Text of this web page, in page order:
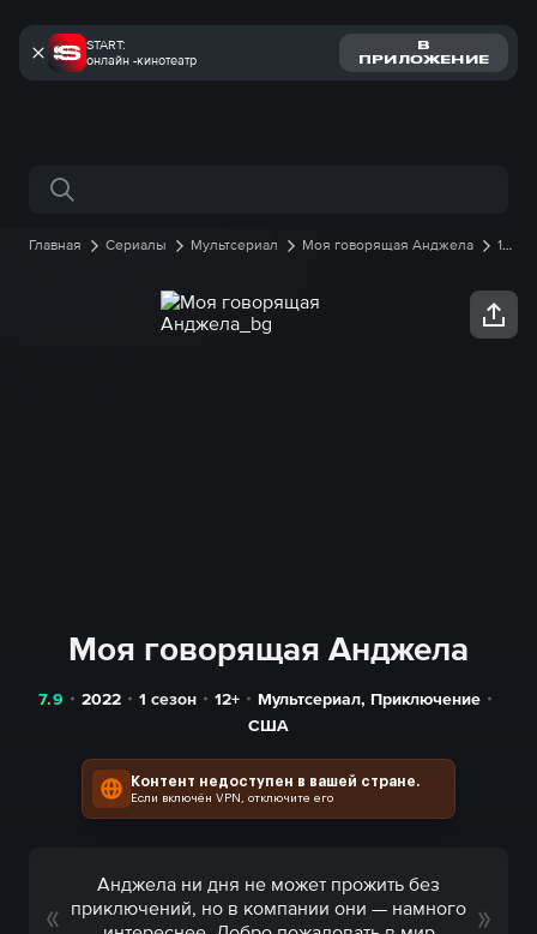
START:
онлайн -кинотеатр
В
ПРИЛОЖЕНИЕ
Поиск по сайту
Главная Сериалы Мультсериал Моя говорящая Анджела
1
Моя говорящая Анджела
7.9 2022 1 сезон 12+ Мультсериал, Приключение
США
Контент недоступен в вашей стране.
Если включён VPN, отключите его
Анджела ни дня не может прожить без
приключений, но в компании они — намного